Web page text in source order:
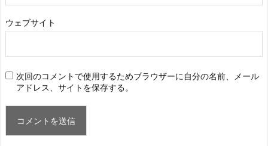
ウェブサイト
次回のコメントで使用するためブラウザーに自分の名前、メール
アドレス、サイトを保存する。